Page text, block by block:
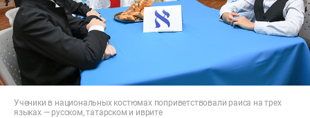
Ученики в национальных костюмах поприветствовали раиса на трех
языках — русском, татарском и иврите